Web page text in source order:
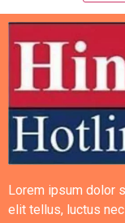
Lorem ipsum dolor
elit tellus, luctus